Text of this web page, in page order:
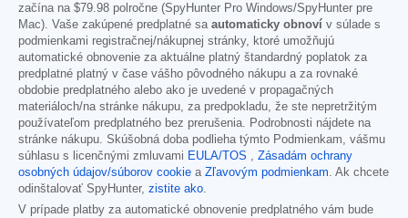
začína na $79.98 polročne (SpyHunter Pro Windows/SpyHunter pre
Mac). Vaše zakúpené predplatné sa automaticky obnoví v súlade s
podmienkami registračnej/nákupnej stránky, ktoré umožňujú
automatické obnovenie za aktuálne platný štandardný poplatok za
predplatné platný v čase vášho pôvodného nákupu a za rovnaké
obdobie predplatného alebo ako je uvedené v propagačných
materiáloch/na stránke nákupu, za predpokladu, že ste nepretržitým
používateľom predplatného bez prerušenia. Podrobnosti nájdete na
stránke nákupu. Skúšobná doba podlieha týmto Podmienkam, vášmu
súhlasu s licenčnými zmluvami EULA/TOS , Zásadám ochrany
osobných údajov/súborov cookie a Zľavovým podmienkam. Ak chcete
odinštalovať SpyHunter, zistite ako.
V prípade platby za automatické obnovenie predplatného vám bude